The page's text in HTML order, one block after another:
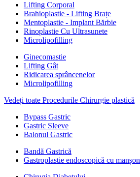
Lifting Corporal
Brahioplastie - Lifting Brațe
Mentoplastie - Implant Bărbie
Rinoplastie Cu Ultrasunete
Microlipofilling
Ginecomastie
Lifting Gât
Ridicarea sprâncenelor
Microlipofilling
Vedeți toate Procedurile Chirurgie plastică
Bypass Gastric
Gastric Sleeve
Balonul Gastric
Bandă Gastrică
Gastroplastie endoscopică cu manșon